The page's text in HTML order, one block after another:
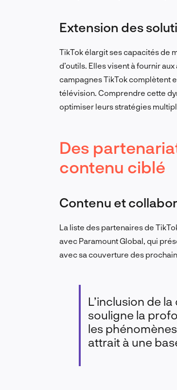
Extension des
TikTok élargit ses capacités de
d’outils. Elles visent à fournir
campagnes TikTok complètent
télévision. Comprendre cette
optimiser leurs stratégies
Des
contenu ciblé
Contenu et
La liste des partenaires de
avec Paramount Global, qui
avec sa couverture des
L’inclusion de
souligne la
les
attrait à une